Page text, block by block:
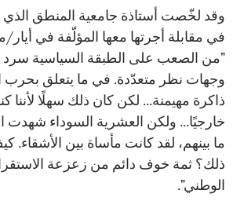
وقد لخّصت أستاذة جامعية المنطق الذي
"من الصعب على الطبقة السياسية سرد
وجهات نظر متعدّدة. في ما يتعلق بحرب
ذاكرة مهيمنة... لكن كان ذلك سهلًا لأننا
خارجيًا... ولكن العشرية السوداء شهدت
ما بينهم، لقد كانت مأساة بين
ذلك؟ ثمة خوف دائم من زعزعة
الوطني".